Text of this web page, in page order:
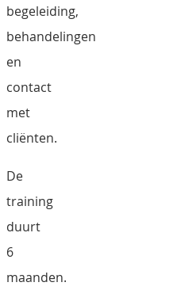
begeleiding,
behandelingen
en
contact
met
cliënten.
De
training
duurt
6
maanden.